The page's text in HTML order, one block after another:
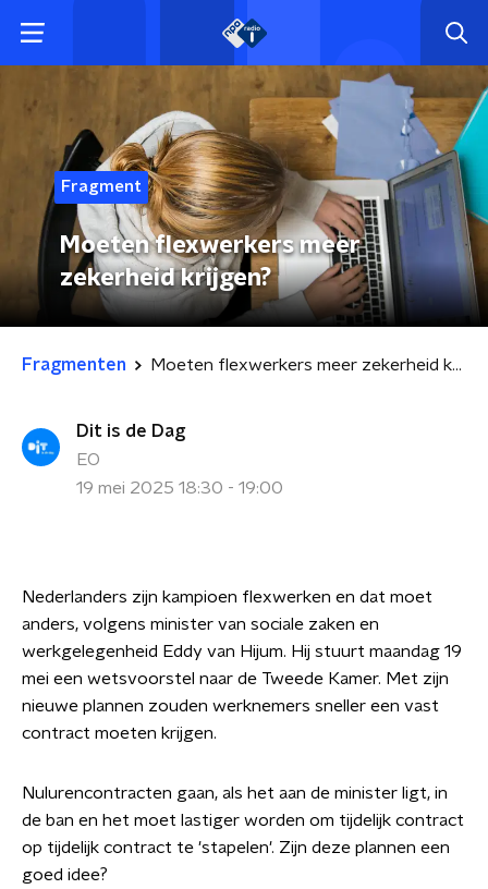
Fragment
Moeten flexwerkers meer
zekerheid krijgen?
Fragmenten Moeten flexwerkers meer zekerheid krijgen?
Dit is de Dag
EO
19 mei 2025 18:30 - 19:00
Nederlanders zijn kampioen flexwerken en dat moet
anders, volgens minister van sociale zaken en
werkgelegenheid Eddy van Hijum. Hij stuurt maandag 19
mei een wetsvoorstel naar de Tweede Kamer. Met zijn
nieuwe plannen zouden werknemers sneller een vast
contract moeten krijgen.
Nulurencontracten gaan, als het aan de minister ligt, in
de ban en het moet lastiger worden om tijdelijk contract
op tijdelijk contract te 'stapelen'. Zijn deze plannen een
goed idee?